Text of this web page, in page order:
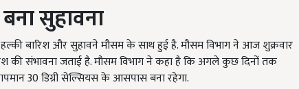
सुहावना
बारिश और सुहावने मौसम के साथ हुई है. मौसम विभाग ने आज शुक्रवार
की संभावना जताई है. मौसम विभाग ने कहा है कि अगले कुछ दिनों तक
30 डिग्री सेल्सियस के आसपास बना रहेगा.